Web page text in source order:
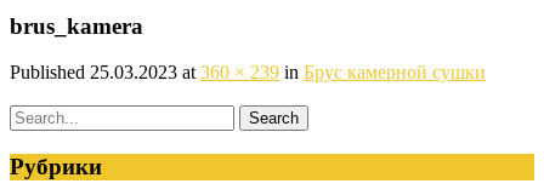
brus_kamera
Published 25.03.2023 at 360 × 239 in Брус камерной сушки
Рубрики